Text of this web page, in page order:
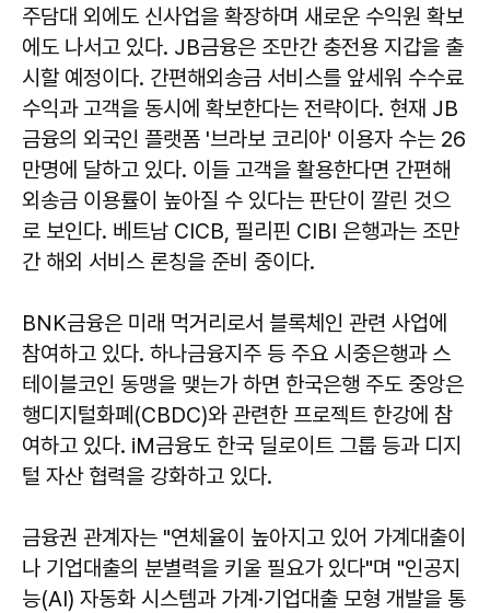
주담대 외에도 신사업을 확장하며 새로운 수익원 확보
에도 나서고 있다. JB금융은 조만간 충전용 지갑을 출
시할 예정이다. 간편해외송금 서비스를 앞세워 수수료
수익과 고객을 동시에 확보한다는 전략이다. 현재 JB
금융의 외국인 플랫폼 '브라보 코리아' 이용자 수는 26
만명에 달하고 있다. 이들 고객을 활용한다면 간편해
외송금 이용률이 높아질 수 있다는 판단이 깔린 것으
로 보인다. 베트남 CICB, 필리핀 CIBI 은행과는 조만
간 해외 서비스 론칭을 준비 중이다.
BNK금융은 미래 먹거리로서 블록체인 관련 사업에
참여하고 있다. 하나금융지주 등 주요 시중은행과 스
테이블코인 동맹을 맺는가 하면 한국은행 주도 중앙은
행디지털화폐(CBDC)와 관련한 프로젝트 한강에 참
여하고 있다. iM금융도 한국 딜로이트 그룹 등과 디지
털 자산 협력을 강화하고 있다.
금융권 관계자는 "연체율이 높아지고 있어 가계대출이
나 기업대출의 분별력을 키울 필요가 있다"며 "인공지
능(AI) 자동화 시스템과 가계·기업대출 모형 개발을 통